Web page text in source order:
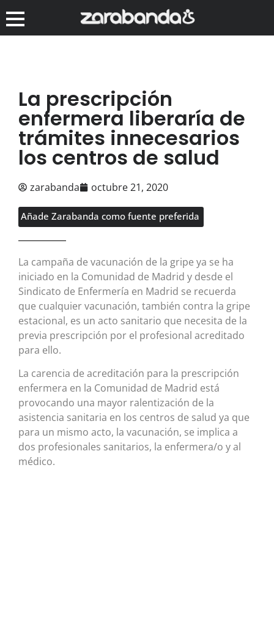
La prescripción
enfermera liberaría de
trámites innecesarios
los centros de salud
zarabanda octubre 21, 2020
Añade Zarabanda como fuente preferida
La campaña de vacunación de la gripe ya se ha
iniciado en la Comunidad de Madrid y desde el
Sindicato de Enfermería en Madrid se recuerda
que cualquier vacunación, también contra la gripe
estacional, es un acto sanitario que necesita de la
previa prescripción por el profesional acreditado
para ello.
La carencia de acreditación para la prescripción
enfermera en la Comunidad de Madrid está
provocando una mayor ralentización de la
asistencia sanitaria en los centros de salud ya que
para un mismo acto, la vacunación, se implica a
dos profesionales sanitarios, la enfermera/o y al
médico.